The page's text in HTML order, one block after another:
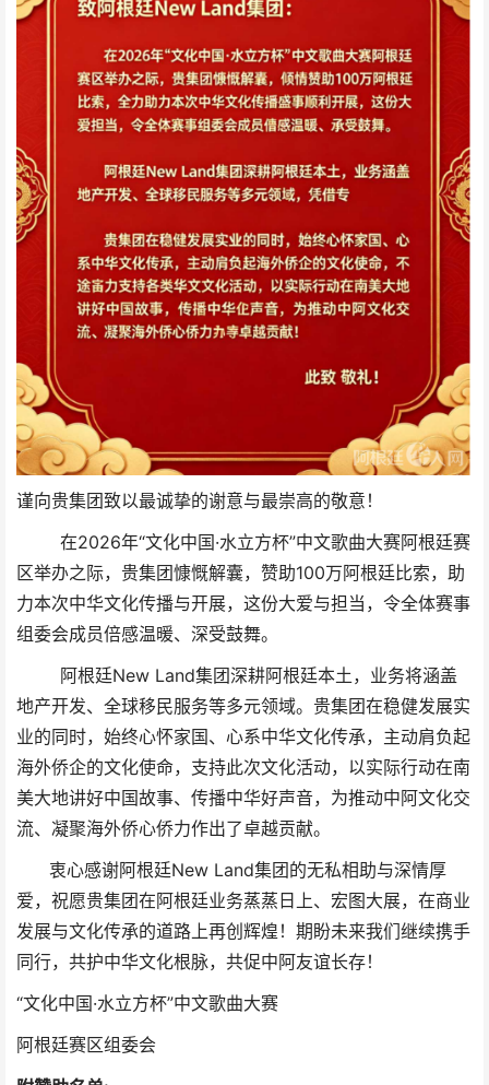
谨向贵集团致以最诚挚的谢意与最崇高的敬意！
在2026年“文化中国·水立方杯”中文歌曲大赛阿根廷赛
区举办之际，贵集团慷慨解囊，赞助100万阿根廷比索，助
力本次中华文化传播与开展，这份大爱与担当，令全体赛事
组委会成员倍感温暖、深受鼓舞。
阿根廷New Land集团深耕阿根廷本土，业务将涵盖
地产开发、全球移民服务等多元领域。贵集团在稳健发展实
业的同时，始终心怀家国、心系中华文化传承，主动肩负起
海外侨企的文化使命，支持此次文化活动，以实际行动在南
美大地讲好中国故事、传播中华好声音，为推动中阿文化交
流、凝聚海外侨心侨力作出了卓越贡献。
衷心感谢阿根廷New Land集团的无私相助与深情厚
爱，祝愿贵集团在阿根廷业务蒸蒸日上、宏图大展，在商业
发展与文化传承的道路上再创辉煌！期盼未来我们继续携手
同行，共护中华文化根脉，共促中阿友谊长存！
“文化中国·水立方杯”中文歌曲大赛
阿根廷赛区组委会